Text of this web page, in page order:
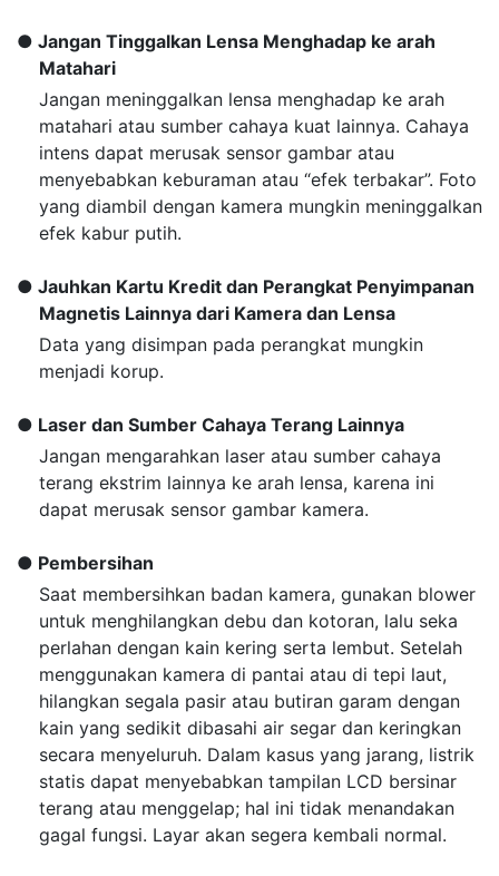
Jangan Tinggalkan Lensa Menghadap ke arah
Matahari
Jangan meninggalkan lensa menghadap ke arah
matahari atau sumber cahaya kuat lainnya. Cahaya
intens dapat merusak sensor gambar atau
menyebabkan keburaman atau “efek terbakar”. Foto
yang diambil dengan kamera mungkin meninggalkan
efek kabur putih.
Jauhkan Kartu Kredit dan Perangkat Penyimpanan
Magnetis Lainnya dari Kamera dan Lensa
Data yang disimpan pada perangkat mungkin
menjadi korup.
Laser dan Sumber Cahaya Terang Lainnya
Jangan mengarahkan laser atau sumber cahaya
terang ekstrim lainnya ke arah lensa, karena ini
dapat merusak sensor gambar kamera.
Pembersihan
Saat membersihkan badan kamera, gunakan blower
untuk menghilangkan debu dan kotoran, lalu seka
perlahan dengan kain kering serta lembut. Setelah
menggunakan kamera di pantai atau di tepi laut,
hilangkan segala pasir atau butiran garam dengan
kain yang sedikit dibasahi air segar dan keringkan
secara menyeluruh. Dalam kasus yang jarang, listrik
statis dapat menyebabkan tampilan LCD bersinar
terang atau menggelap; hal ini tidak menandakan
gagal fungsi. Layar akan segera kembali normal.